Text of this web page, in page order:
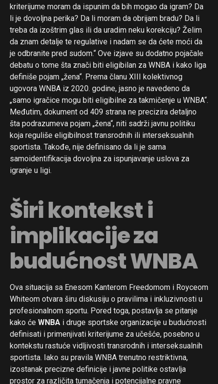
kriterijume moram da ispunim da bih mogao da igram? Da
li je dovoljna perika? Da li moram da obrijam bradu? Da li
treba da izoštrim glas ili da uradim neku korekciju? Želim
da znam detalje te regulative i nadam se da ćete moći da
je odbranite pred sudom.“ Ove izjave su dodatno pojačale
debatu o tome šta znači biti eligibilan za WNBA i kako liga
definiše pojam „žena“. Prema članu XIII kolektivnog
ugovora WNBA iz 2020. godine, jasno je navedeno da
„samo igračice mogu biti eligibilne za takmičenje u WNBA“.
Međutim, dokument od 409 strana ne precizira detaljno
šta podrazumeva pojam „žena“, niti sadrži javnu politiku
koja reguliše eligibilnost transrodnih ili interseksualnih
sportista. Takođe, nije definisano da li je sama
samoidentifikacija dovoljna za ispunjavanje uslova za
igranje u ligi.
Širi kontekst i
implikacije za
budućnost WNBA
Ova situacija sa Enesom Kanterom Freedomom i Royceom
Whiteom otvara širu diskusiju o pravilima i inkluzivnosti u
profesionalnom sportu. Pored toga, postavlja se pitanje
kako će WNBA i druge sportske organizacije u budućnosti
definisati i primenjivati kriterijume za učešće, posebno u
kontekstu rastuće vidljivosti transrodnih i interseksualnih
sportista. Iako su pravila WNBA trenutno restriktivna,
izostanak precizne definicije i javne politike ostavlja
prostor za različita tumačenja i potencijalne pravne